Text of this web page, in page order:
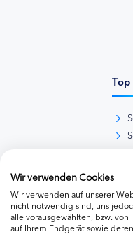
Wir verwenden Cookies
Wir verwenden auf unserer
nicht notwendig sind, uns
alle vorausgewählten, bzw.
auf Ihrem Endgerät sowie